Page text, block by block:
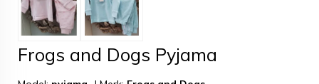
Frogs and Dogs Pyjama